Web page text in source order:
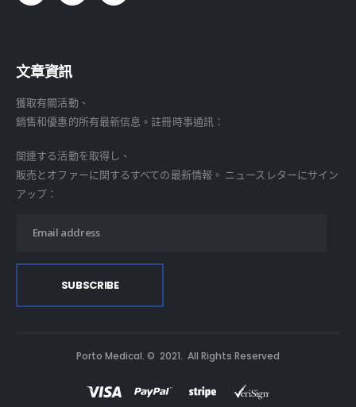
文章資訊
獲取有關活動、
銷售和優惠的所有最新信息。註冊時事通訊：
関連する活動を取得し、
販売とオファーに関するすべての最新情報。 ニュースレターにサイン
アップ：
Porto Medical. © 2021. All Rights Reserved